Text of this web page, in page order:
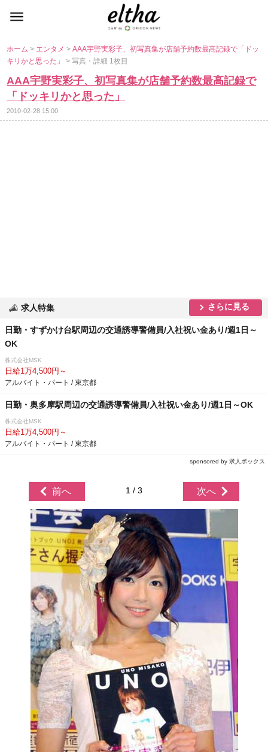
ホーム> エンタメ>AAA宇野実彩子、初写真集が店舗予約数最高記録で「ドッ
キリかと思った」> 写真・詳細 1枚目
AAA宇野実彩子、初写真集が店舗予約数最高記録で
「ドッキリかと思った」
2010-02-28 15:00
求人特集 さらに見る
日勤・すずかけ台駅周辺の交通誘導警備員/入社祝い金あり/週1日～
OK
株式会社MSK
日給1万4,500円～
アルバイト・パート / 東京都
日勤・奥多摩駅周辺の交通誘導警備員/入社祝い金あり/週1日～OK
株式会社MSK
日給1万4,500円～
アルバイト・パート / 東京都
sponsored by 求人ボックス
前へ 1 / 3 次へ